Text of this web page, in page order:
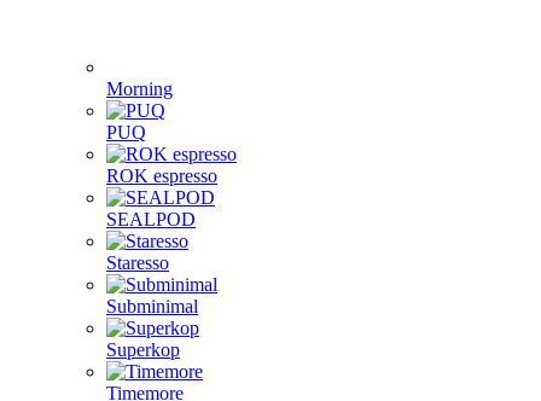
Morning
PUQ
ROK espresso
SEALPOD
Staresso
Subminimal
Superkop
Timemore